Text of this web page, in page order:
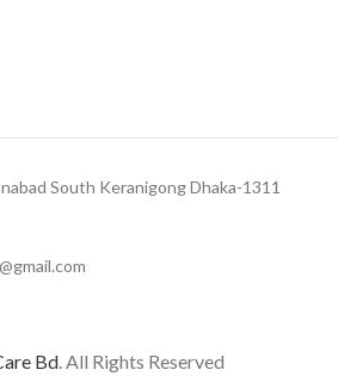
South Keranigong Dhaka-1311
Bd. All Rights Reserved